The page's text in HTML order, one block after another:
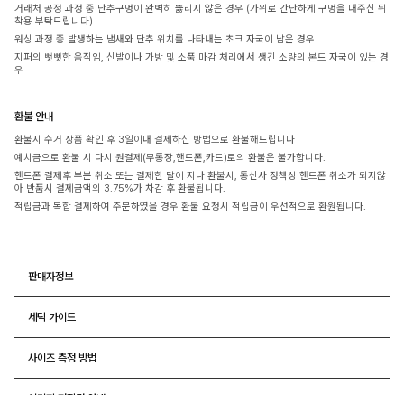
거래처 공정 과정 중 단추구멍이 완벽히 뚫리지 않은 경우 (가위로 간단하게 구멍을 내주신 뒤
착용 부탁드립니다)
워싱 과정 중 발생하는 냄새와 단추 위치를 나타내는 초크 자국이 남은 경우
지퍼의 뻣뻣한 움직임, 신발이나 가방 및 소품 마감 처리에서 생긴 소량의 본드 자국이 있는 경
우
환불 안내
환불시 수거 상품 확인 후 3일이내 결제하신 방법으로 환불해드립니다
예치금으로 환불 시 다시 원결제(무통장,핸드폰,카드)로의 환불은 불가합니다.
핸드폰 결제후 부분 취소 또는 결제한 달이 지나 환불시, 통신사 정책상 핸드폰 취소가 되지않
아 반품시 결제금액의 3.75%가 차감 후 환불됩니다.
적립금과 복합 결제하여 주문하였을 경우 환불 요청시 적립금이 우선적으로 환원됩니다.
판매자정보
세탁 가이드
사이즈 측정 방법